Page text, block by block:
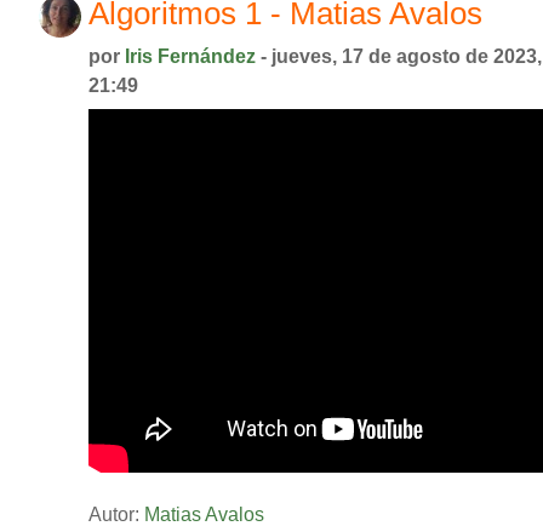
Algoritmos 1 - Matias Avalos
por Iris Fernández - jueves, 17 de agosto de 2023,
21:49
Autor: Matias Avalos